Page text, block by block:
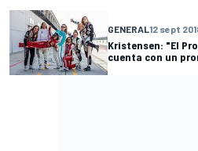
GENERAL 12 sept
Kristensen: "El
cuenta con un